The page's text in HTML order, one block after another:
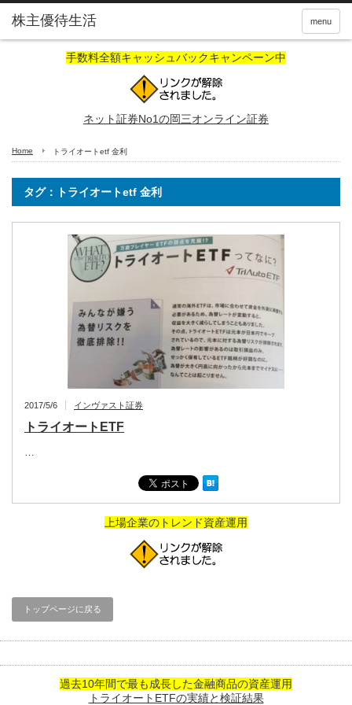
株主優待生活 menu
手数料全額キャッシュバックキャンペーン中
ネット証券No1の岡三オンライン証券
Home トライオートetf 金利
タグ：トライオートetf 金利
2017/5/6 インヴァスト証券
トライオートETF
…
上場企業のトレンド資産運用
トップページに戻る
過去10年間で最も成長した金融商品の資産運用
トライオートETFの実績と検証結果